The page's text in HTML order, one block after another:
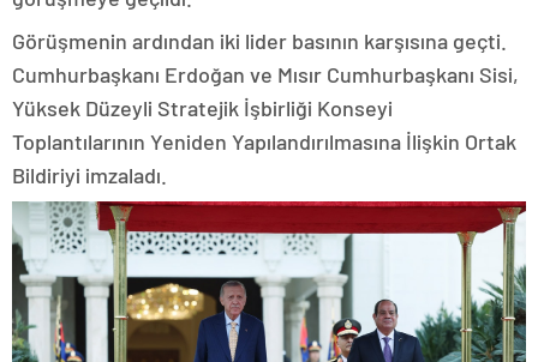
Görüşmenin ardından iki lider basının karşısına geçti.
Cumhurbaşkanı Erdoğan ve Mısır Cumhurbaşkanı Sisi,
Yüksek Düzeyli Stratejik İşbirliği Konseyi
Toplantılarının Yeniden Yapılandırılmasına İlişkin Ortak
Bildiriyi imzaladı.